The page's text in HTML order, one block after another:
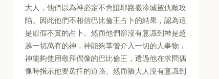
大人，他們以為神必定不會讓耶路撒冷城被仇敵攻
陷。因此他們不相信巴比倫王占卜的結果，認為這
是虛假不實的占卜。然而他們卻沒有意識到神是超
越一切萬有的神，神能夠掌管介入一切的人事物，
神能夠使用敬拜偶像的巴比倫王，透過他在求問偶
像時指示他要選擇的道路。然而猶大人沒有意識到